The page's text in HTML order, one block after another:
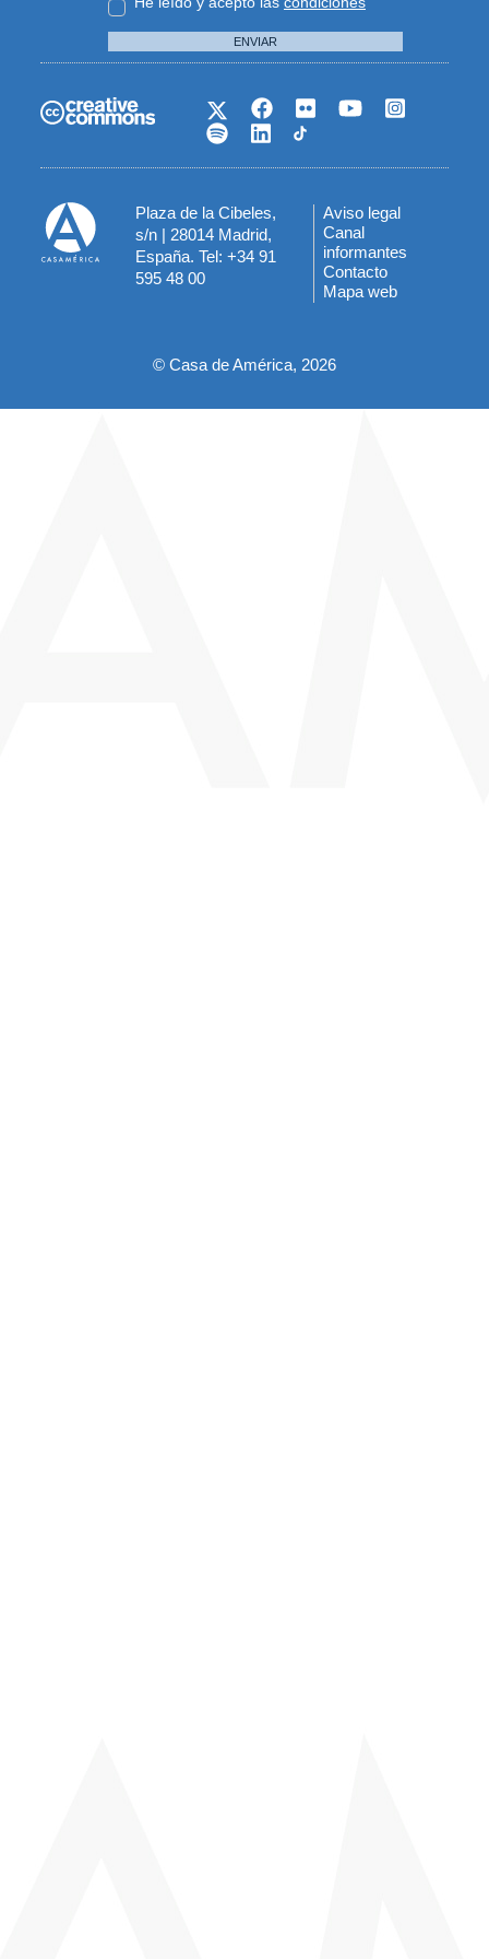
ENVIAR
Plaza de la Cibeles,
s/n | 28014 Madrid,
España. Tel: +34 91
595 48 00
Menú
del
pie
Aviso legal
Canal
informantes
Contacto
Mapa web
© Casa de América, 2026